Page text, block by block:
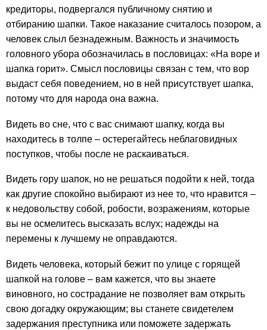
кредиторы, подвергался публичному снятию и
отбиранию шапки. Такое наказание считалось позором, а
человек слыл безнадежным. Важность и значимость
головного убора обозначилась в пословицах: «На воре и
шапка горит». Смысл пословицы связан с тем, что вор
выдаст себя поведением, но в ней присутствует шапка,
потому что для народа она важна.
Видеть во сне, что с вас снимают шапку, когда вы
находитесь в толпе – остерегайтесь неблаговидных
поступков, чтобы после не раскаиваться.
Видеть гору шапок, но не решаться подойти к ней, тогда
как другие спокойно выбирают из нее то, что нравится –
к недовольству собой, робости, возражениям, которые
вы не осмелитесь высказать вслух; надежды на
перемены к лучшему не оправдаются.
Видеть человека, который бежит по улице с горящей
шапкой на голове – вам кажется, что вы знаете
виновного, но сострадание не позволяет вам открыть
свою догадку окружающим; вы станете свидетелем
задержания преступника или поможете задержать